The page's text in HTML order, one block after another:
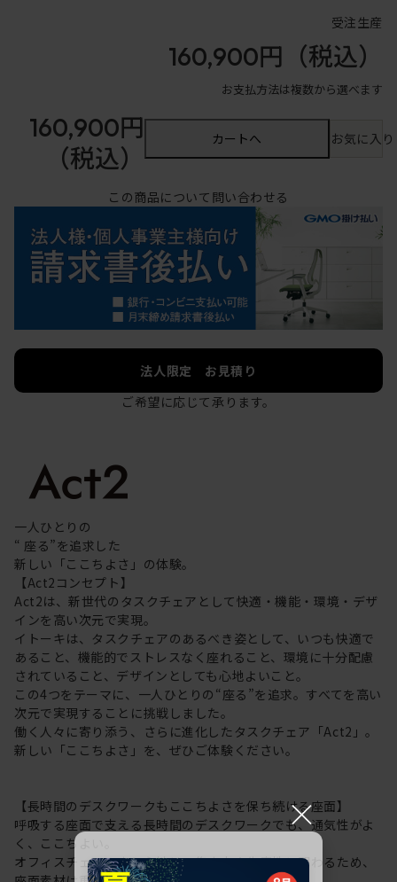
受注生産
160,900円 （税込）
お支払方法は複数から選べます
160,900円
（税込）
カートへ お気に入
この商品について問い合わせる
法人限定 お見積り
ご希望に応じて承ります。
一人ひとりの
“ 座る”を追求した
新しい「ここちよさ」の体験。
【Act2コンセプト】
Act2は、新世代のタスクチェアとして快適・機能・環境・デザ
インを高い次元で実現。
イトーキは、タスクチェアのあるべき姿として、いつも快適で
あること、機能的でストレスなく座れること、環境に十分配慮
されていること、デザインとしても心地よいこと。
この4つをテーマに、一人ひとりの“座る”を追求。すべてを高い
次元で実現することに挑戦しました。
働く人々に寄り添う、さらに進化したタスクチェア「Act2」。
新しい「ここちよさ」を、ぜひご体験ください。
【長時間のデスクワークもここちよさを保ち続ける座面】
呼吸する座面で支える長時間のデスクワークでも、通気性がよ
く、ここちよい。
オフィスチェアの座り心地は、集中力や生産性に関わるため、
×